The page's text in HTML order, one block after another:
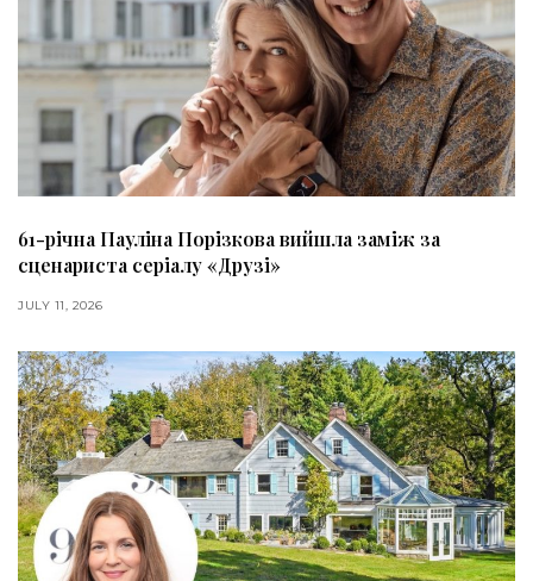
61-річна Пауліна Порізкова вийшла заміж за
сценариста серіалу «Друзі»
JULY 11, 2026